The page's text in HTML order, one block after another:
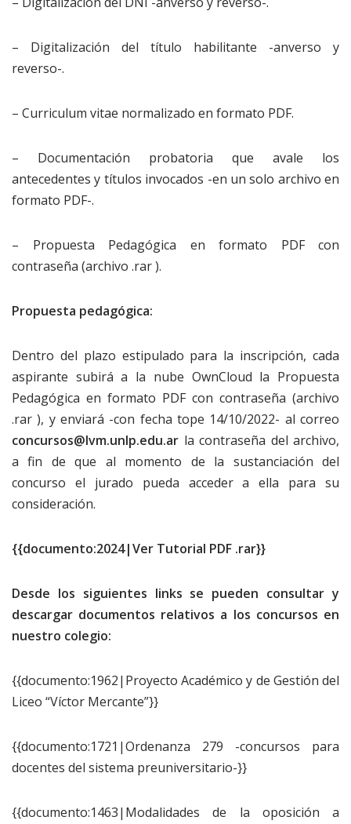
– Digitalización del título habilitante -anverso y
reverso-.
– Curriculum vitae normalizado en formato PDF.
– Documentación probatoria que avale los
antecedentes y títulos invocados -en un solo archivo en
formato PDF-.
– Propuesta Pedagógica en formato PDF con
contraseña (archivo .rar ).
Propuesta pedagógica:
Dentro del plazo estipulado para la inscripción, cada
aspirante subirá a la nube OwnCloud la Propuesta
Pedagógica en formato PDF con contraseña (archivo
.rar ), y enviará -con fecha tope 14/10/2022- al correo
concursos@lvm.unlp.edu.ar la contraseña del archivo,
a fin de que al momento de la sustanciación del
concurso el jurado pueda acceder a ella para su
consideración.
{{documento:2024|Ver Tutorial PDF .rar}}
Desde los siguientes links se pueden consultar y
descargar documentos relativos a los concursos en
nuestro colegio:
{{documento:1962|Proyecto Académico y de Gestión del
Liceo “Víctor Mercante”}}
{{documento:1721|Ordenanza 279 -concursos para
docentes del sistema preuniversitario-}}
{{documento:1463|Modalidades de la oposición a